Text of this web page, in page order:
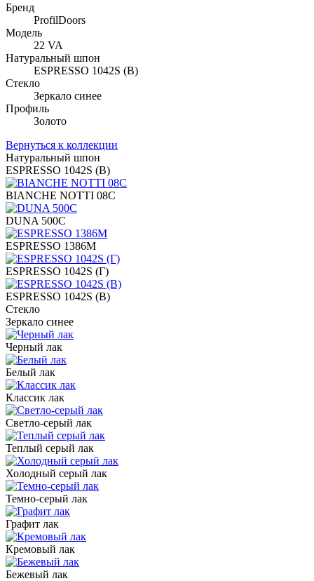
Бренд
ProfilDoors
Модель
22 VA
Натуральный шпон
ESPRESSO 1042S (В)
Стекло
Зеркало синее
Профиль
Золото
Вернуться к коллекции
Натуральный шпон
ESPRESSO 1042S (В)
BIANCHE NOTTI 08C
DUNA 500C
ESPRESSO 1386M
ESPRESSO 1042S (Г)
ESPRESSO 1042S (В)
Стекло
Зеркало синее
Черный лак
Белый лак
Классик лак
Светло-серый лак
Теплый серый лак
Холодный серый лак
Темно-серый лак
Графит лак
Кремовый лак
Бежевый лак